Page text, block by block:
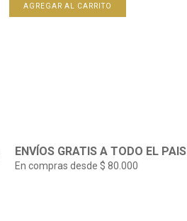
ENVÍOS GRATIS A TODO EL PAIS
En compras desde $ 80.000